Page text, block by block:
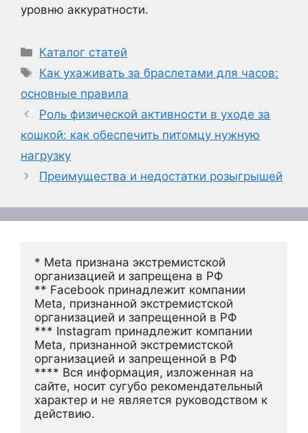
уровню аккуратности.
Рубрики
Каталог статей
Метки
Как ухаживать за браслетами для часов:
основные правила
Роль физической активности в уходе за
кошкой: как обеспечить питомцу нужную
нагрузку
Преимущества и недостатки розыгрышей
* Meta признана экстремистской
организацией и запрещена в РФ
** Facebook принадлежит компании
Meta, признанной экстремистской
организацией и запрещенной в РФ
*** Instagram принадлежит компании
Meta, признанной экстремистской
организацией и запрещенной в РФ
**** Вся информация, изложенная на
сайте, носит сугубо рекомендательный
характер и не является руководством к
действию.